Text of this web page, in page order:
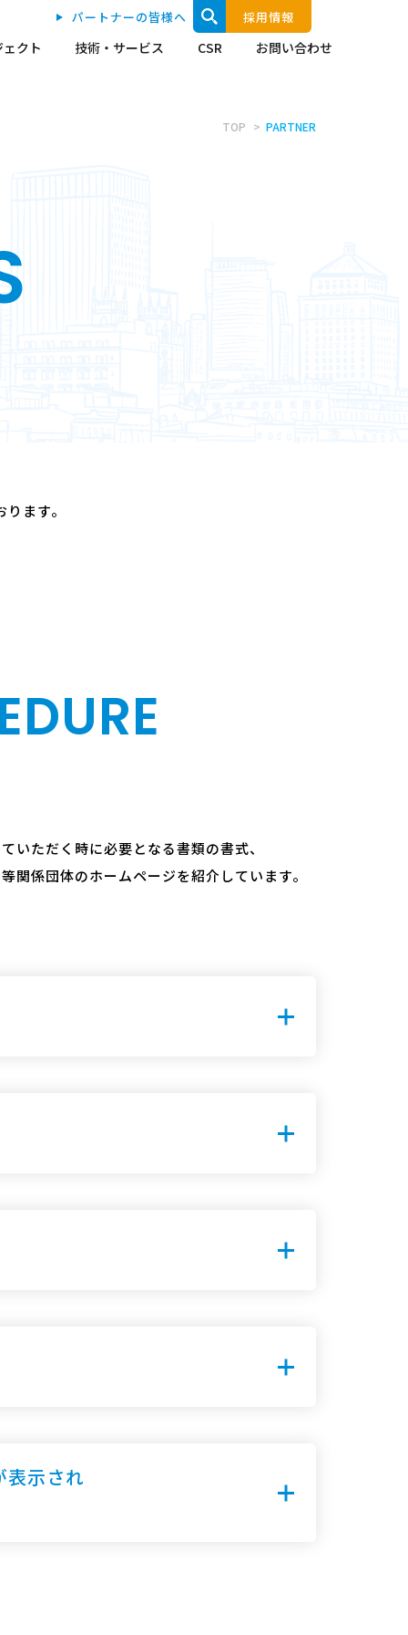
クト 技術・サービス CSR お問い合わせ
パートナーの皆様へ 採用情報
TOP PARTNER
ます。
いただく時に必要となる書類の書式、
関係団体のホームページを紹介しています。
表示され